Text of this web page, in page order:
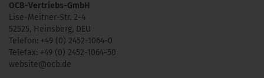
OCB-Vertriebs-GmbH
Lise-Meitner-Str. 2-4
52525, Heinsberg, DEU
Telefon: +49 (0) 2452-1064-0
Telefax: +49 (0) 2452-1064-50
website@ocb.de